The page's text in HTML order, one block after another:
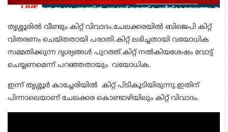
തൃശ്ശൂരിൽ വീണ്ടും കിറ്റ് വിവാദം.ചേലക്കരയിൽ ബിജെപി കിറ്റ്
വിതരണം ചെയ്തതായി പരാതി.കിറ്റ് ലഭിച്ചതായി വയോധിക
സമ്മതിക്കുന്ന ദൃശ്യങ്ങൾ പുറത്ത്.കിറ്റ് നൽകിയശേഷം വോട്ട്
ചെയ്യണമെന്ന് പറഞ്ഞതായും വയോധിക.
ഇന്ന് തൃശ്ശൂർ കാച്ചേരിയിൽ കിറ്റ് പിടികൂടിയിരുന്നു.ഇതിന്
പിന്നാലെയാണ് ചേലക്കര കൊണ്ടാഴിയിലും കിറ്റ് വിവാദം.